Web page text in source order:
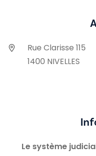
Rue Clarisse 115
1400 NIVELLES
Le système